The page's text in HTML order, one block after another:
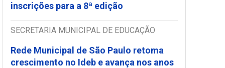
inscrições para a 8ª edição
SECRETARIA MUNICIPAL DE EDUCAÇÃO
Rede Municipal de São Paulo retoma
crescimento no Ideb e avança nos anos